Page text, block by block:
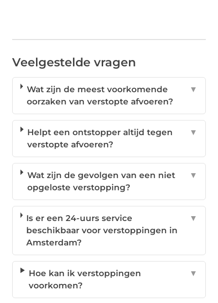
Veelgestelde vragen
Wat zijn de meest voorkomende
oorzaken van verstopte afvoeren?
▼
Helpt een ontstopper altijd tegen
verstopte afvoeren?
▼
Wat zijn de gevolgen van een niet
opgeloste verstopping?
▼
Is er een 24-uurs service
beschikbaar voor verstoppingen in
Amsterdam?
▼
Hoe kan ik verstoppingen
voorkomen?
▼